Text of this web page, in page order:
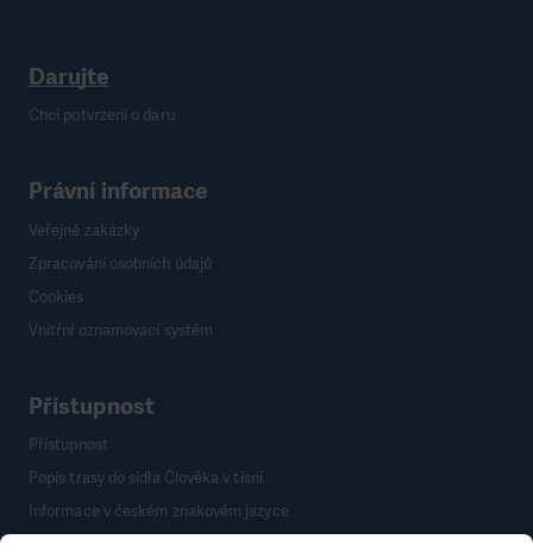
Darujte
Chci potvrzení o daru
Právní informace
Veřejné zakázky
Zpracování osobních údajů
Cookies
Vnitřní oznamovací systém
Přístupnost
Přístupnost
Popis trasy do sídla Člověka v tísni
Informace v českém znakovém jazyce